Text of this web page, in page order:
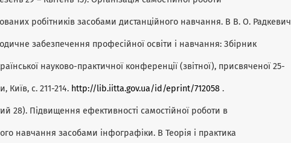
робітників засобами дистанційного навчання. В В. О. Радкевич
забезпечення професійної освіти і навчання: Збірник
науково-практичної конференції (звітної), присвяченої 25-
Київ, с. 211-214. http://lib.iitta.gov.ua/id/eprint/712058 .
28). Підвищення ефективності самостійної роботи в
навчання засобами інфографіки. В Теорія і практика